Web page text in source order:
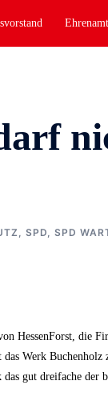
SPD SPD
HessenForst, die
Werk Buchenholz
gut dreifache der